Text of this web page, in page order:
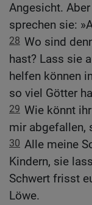
Angesicht.
sprechen sie:
28 Wo sind
hast? Lass sie
helfen können
so viel Götter
29 Wie könnt
mir abgefallen,
30 Alle meine
Kindern, sie
Schwert frisst
Löwe.